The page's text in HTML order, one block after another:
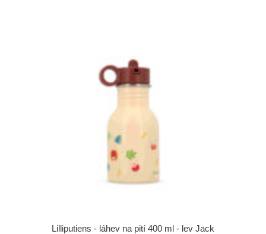
Lilliputiens - láhev na pití 400 ml - lev Jack